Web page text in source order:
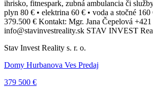
ihrisko, fitnespark, zubná ambulancia či
plyn 80 € • elektrina 60 € • voda a stočné 160
379.500 € Kontakt: Mgr. Jana Čepelová
info@stavinvestreality.sk STAV INVEST
Stav Invest Reality s. r. o.
Domy Hurbanova Ves Predaj
379 500 €